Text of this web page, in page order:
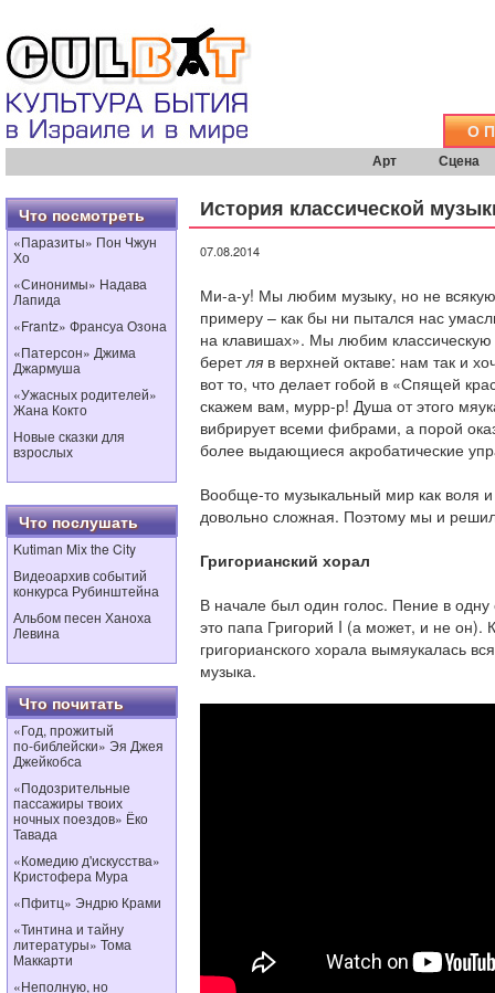
О
Арт Сцена
Что посмотреть
«Паразиты» Пон Чжун
Хо
«Синонимы» Надава
Лапида
«Frantz» Франсуа Озона
«Патерсон» Джима
Джармуша
«Ужасных родителей»
Жана Кокто
Новые сказки для
взрослых
Что послушать
Kutiman Mix the City
Видеоархив событий
конкурса Рубинштейна
Альбом песен Ханоха
Левина
Что почитать
«Год, прожитый
по‑библейски» Эя Джея
Джейкобса
«Подозрительные
пассажиры твоих
ночных поездов» Ёко
Тавада
«Комедию д'искусства»
Кристофера Мура
«Пфитц» Эндрю Крами
«Тинтина и тайну
литературы» Тома
Маккарти
«Неполную, но
История классической
07.08.2014
Ми-а-у! Мы любим музыку, но не
примеру – как бы ни пытался нас
на клавишах». Мы любим классическую
беретля в верхней октаве: нам так и
вот то, что делает гобой в «Спящей
скажем вам, мурр-р! Душа от этого
вибрирует всеми фибрами, а порой
более выдающиеся акробатические
Вообще-то музыкальный мир как воля
довольно сложная. Поэтому мы и
Григорианский хорал
В начале был один голос. Пение в одну
это папа Григорий I (а может, и не он).
григорианского хорала вымяукалась
музыка.